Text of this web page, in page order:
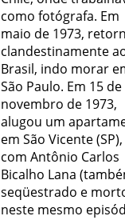
como fotógrafa. Em
maio de 1973,
clandestinamente
Brasil, indo morar
São Paulo. Em 15 de
novembro de 1973,
alugou um
em São Vicente (SP),
com Antônio Carlos
Bicalho Lana
seqüestrado e
neste mesmo